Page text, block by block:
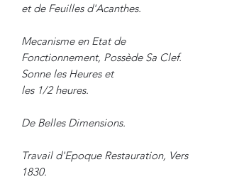
et de Feuilles d'Acanthes.
Mecanisme en Etat de
Fonctionnement, Possède Sa Clef.
Sonne les Heures et
les 1/2 heures.
De Belles Dimensions.
Travail d'Epoque Restauration, Vers
1830.